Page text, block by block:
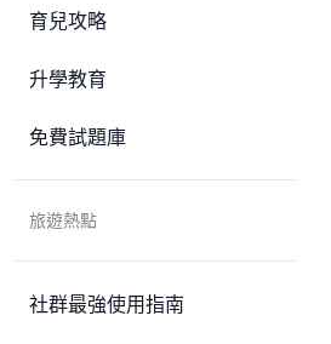
育兒攻略
升學教育
免費試題庫
旅遊熱點
社群最強使用指南